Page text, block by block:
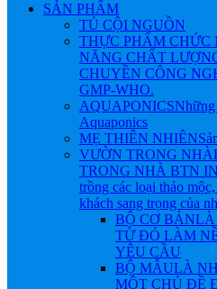
SẢN PHẨM
TỦ CỘI NGUỒN
THỰC PHẨM CHỨC
NĂNG CHẤT
CHUYỀN CÔNG
GMP-WHO.
AQUAPONICSNhững
Aquaponics
MẸ THIÊN NHIÊN
VƯỜN TRONG NHÀ
TRONG NHÀ BTN
trồng các loại thảo
khách sang trọng của
BỘ CƠ BẢNLÀ
TỪ ĐÓ LÀM
YÊU CẦU
BỘ MẪULÀ
MỘT CHỦ ĐỀ